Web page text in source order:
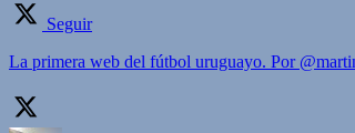
Seguir
La primera web del fútbol uruguayo. Por